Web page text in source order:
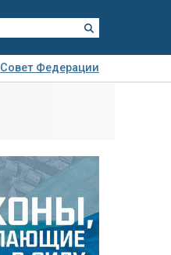
Совет Федерации